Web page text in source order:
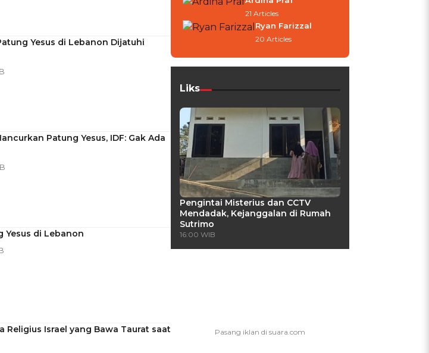
Yesus di Lebanon Dijatuhi
Patung Yesus, IDF: Gak Ada
Yesus di Lebanon
Religius Israel yang Bawa Taurat saat
21 Articles
Ryan Farizzal
20 Articles
Liks
Pengintai Misterius dan CCTV
Mendadak, Kejanggalan di Rumah
Sutrimo
16:00 WIB